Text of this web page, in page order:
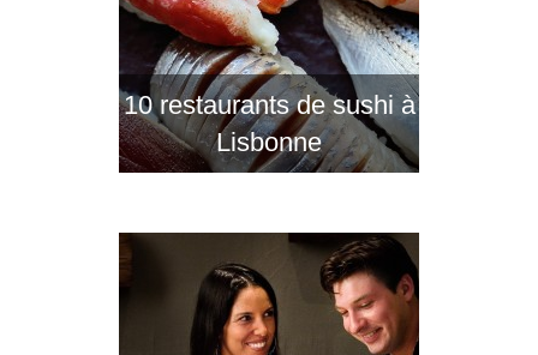
10 restaurants de sushi à
Lisbonne